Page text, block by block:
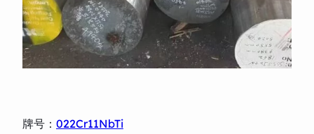
牌号： 022Cr11NbTi